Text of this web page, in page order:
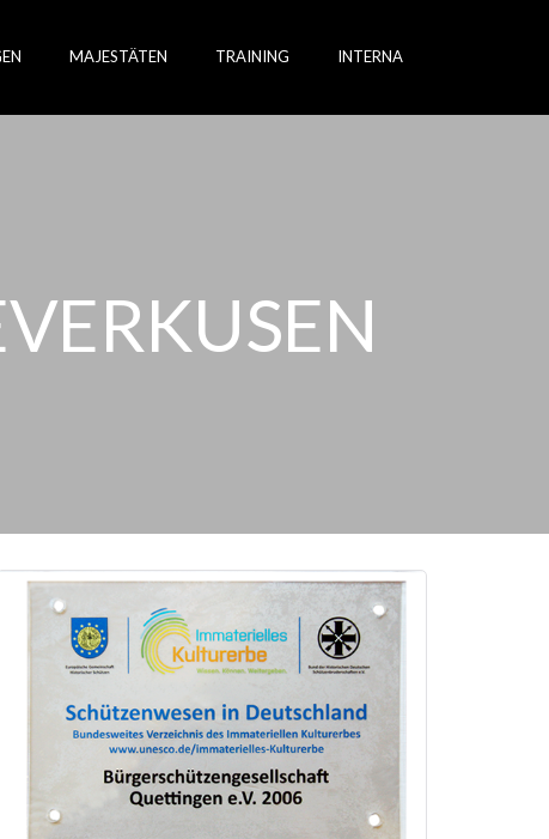
MAJESTÄTEN TRAINING INTERNA